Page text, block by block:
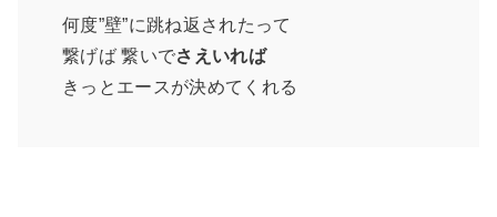
何度”壁”に跳ね返されたって
繋げば 繋いでさえいれば
きっとエースが決めてくれる